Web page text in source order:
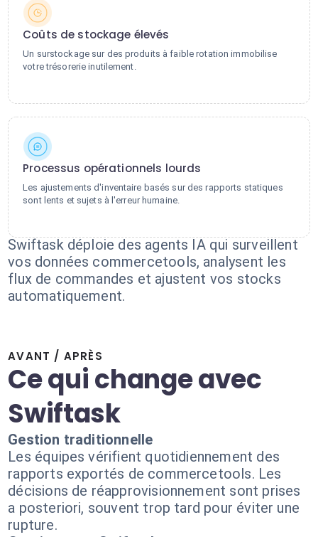
Coûts de stockage élevés
Un surstockage sur des produits à faible rotation immobilise
votre trésorerie inutilement.
Processus opérationnels lourds
Les ajustements d'inventaire basés sur des rapports statiques
sont lents et sujets à l'erreur humaine.
Swiftask déploie des agents IA qui surveillent
vos données commercetools, analysent les
flux de commandes et ajustent vos stocks
automatiquement.
AVANT / APRÈS
Ce qui change avec
Swiftask
Gestion traditionnelle
Les équipes vérifient quotidiennement des
rapports exportés de commercetools. Les
décisions de réapprovisionnement sont prises
a posteriori, souvent trop tard pour éviter une
rupture.